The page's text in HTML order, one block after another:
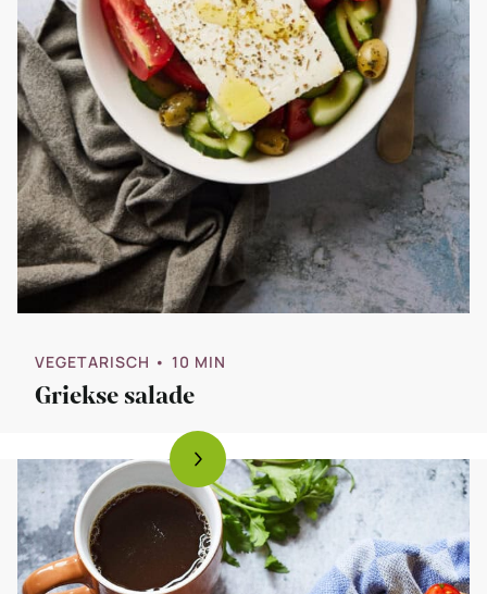
VEGETARISCH • 10 MIN
Griekse salade